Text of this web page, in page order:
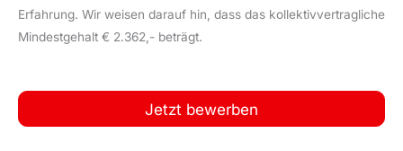
Erfahrung. Wir weisen darauf hin, dass das kollektivvertragliche
Mindestgehalt € 2.362,- beträgt.
Jetzt bewerben